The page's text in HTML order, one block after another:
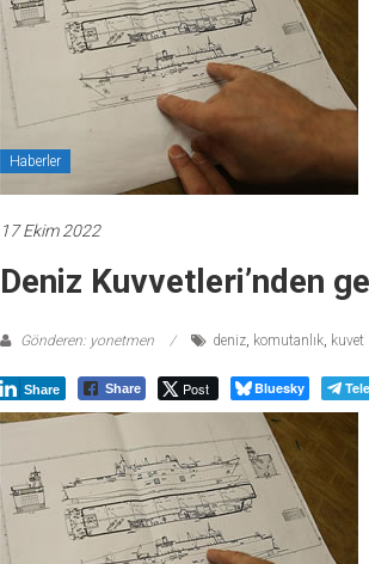
Haberler
17 Ekim 2022
Deniz Kuvvetleri’nden
Gönderen: yonetmen deniz, komutanlık, kuvet
Share Share Post Bluesky